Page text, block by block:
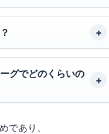
グでどのくらいの
であり、